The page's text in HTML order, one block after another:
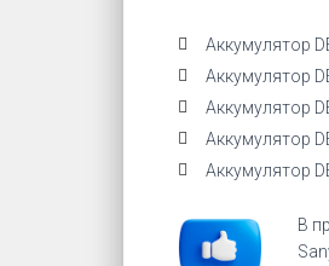
Аккумулятор
Аккумулятор
Аккумулятор
Аккумулятор
Аккумулятор
В